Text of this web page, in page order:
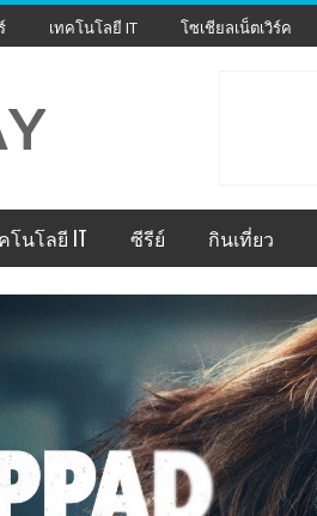
เทคโนโลยี IT โซเชียลเน็ตเวิร์ค
โนโลยี IT ซีรีย์ กินเที่ยว